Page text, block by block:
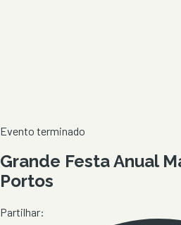
Evento terminado
Grande Festa Anual
Portos
Partilhar: